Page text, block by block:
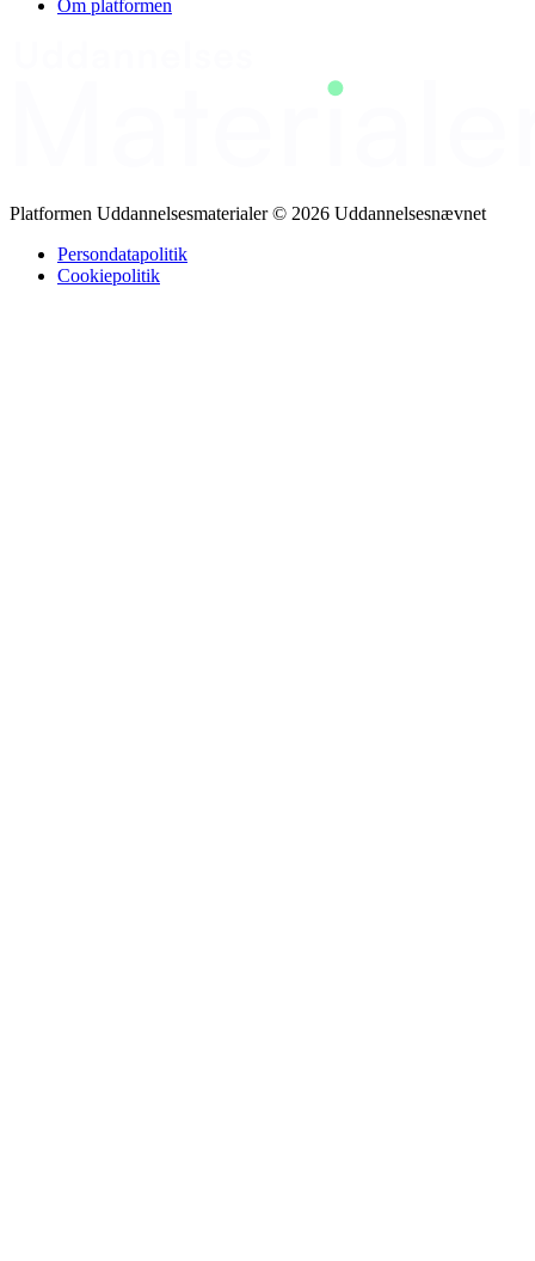
Om platformen
Platformen Uddannelsesmaterialer © 2026 Uddannelsesnævnet
Persondatapolitik
Cookiepolitik